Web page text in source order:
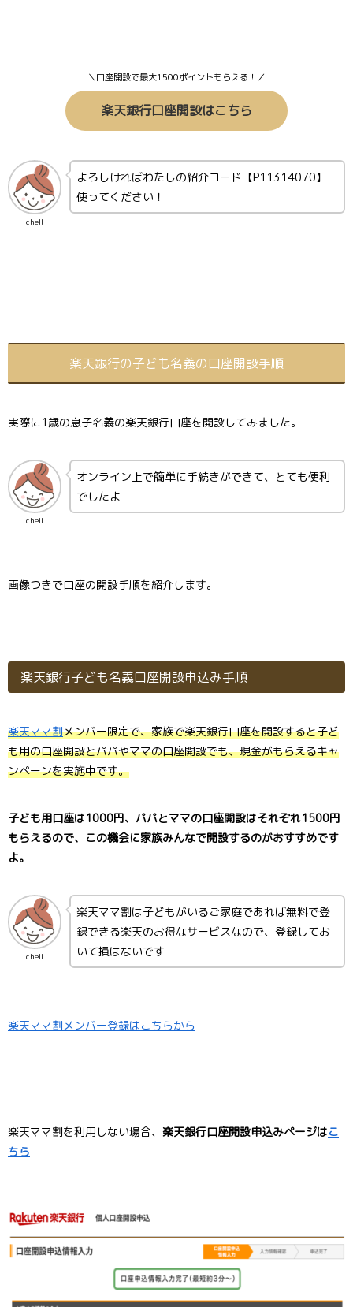
＼口座開設で最大1500ポイントもらえる！／
楽天銀行口座開設はこちら
chell
よろしければわたしの紹介コード【P11314070】
使ってください！
楽天銀行の子ども名義の口座開設手順
実際に1歳の息子名義の楽天銀行口座を開設してみました。
chell
オンライン上で簡単に手続きができて、とても便利
でしたよ
画像つきで口座の開設手順を紹介します。
楽天銀行子ども名義口座開設申込み手順
楽天ママ割メンバー限定で、家族で楽天銀行口座を開設すると子ど
も用の口座開設とパパやママの口座開設でも、現金がもらえるキャ
ンペーンを実施中です。
子ども用口座は1000円、パパとママの口座開設はそれぞれ1500円
もらえるので、この機会に家族みんなで開設するのがおすすめです
よ。
chell
楽天ママ割は子どもがいるご家庭であれば無料で登
録できる楽天のお得なサービスなので、登録してお
いて損はないです
楽天ママ割メンバー登録はこちらから
楽天ママ割を利用しない場合、 楽天銀行口座開設申込みページはこ
ちら